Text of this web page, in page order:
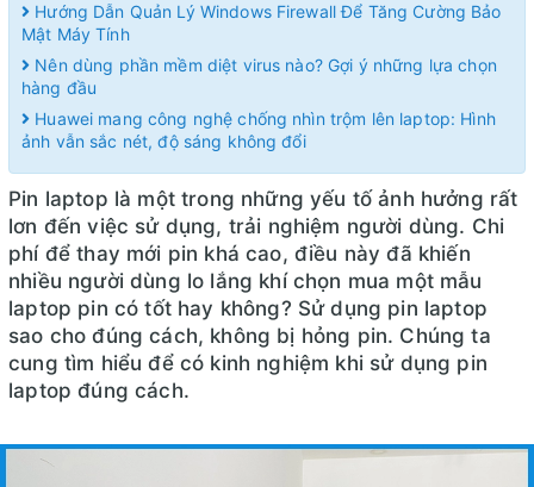
Hướng Dẫn Quản Lý Windows Firewall Để Tăng Cường Bảo
Mật Máy Tính
Nên dùng phần mềm diệt virus nào? Gợi ý những lựa chọn
hàng đầu
Huawei mang công nghệ chống nhìn trộm lên laptop: Hình
ảnh vẫn sắc nét, độ sáng không đổi
Pin laptop là một trong những yếu tố ảnh hưởng rất
lơn đến việc sử dụng, trải nghiệm người dùng. Chi
phí để thay mới pin khá cao, điều này đã khiến
nhiều người dùng lo lắng khí chọn mua một mẫu
laptop pin có tốt hay không? Sử dụng pin laptop
sao cho đúng cách, không bị hỏng pin. Chúng ta
cung tìm hiểu để có kinh nghiệm khi sử dụng pin
laptop đúng cách.